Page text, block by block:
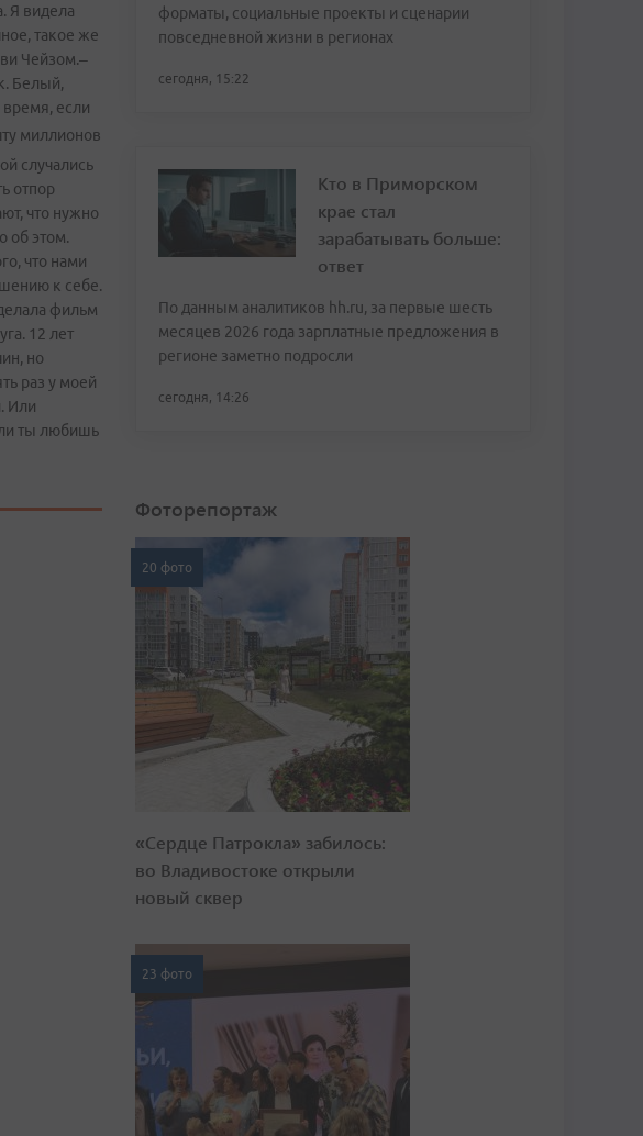
Я видела
такое же
Чейзом.–
Белый,
время, если
миллионов
случались
отпор
что нужно
об этом.
что нами
к себе.
фильм
12 лет
но
раз у моей
Или
ты любишь
форматы, социальные проекты и сценарии
повседневной жизни в регионах
сегодня, 15:22
Кто в Приморском
крае стал
зарабатывать больше:
ответ
По данным аналитиков hh.ru, за первые шесть
месяцев 2026 года зарплатные предложения в
регионе заметно подросли
сегодня, 14:26
Фоторепортаж
20 фото
«Сердце Патрокла» забилось:
во Владивостоке открыли
новый сквер
23 фото